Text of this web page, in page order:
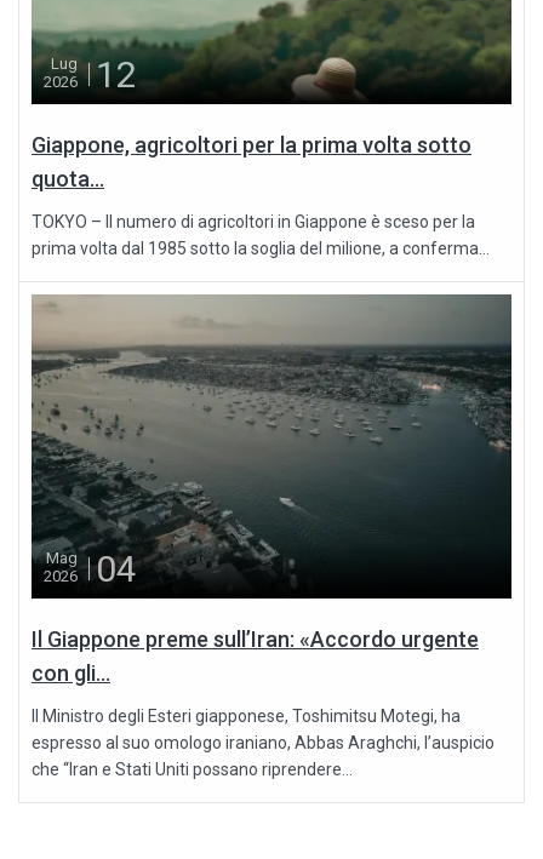
Lug
2026
12
Giappone, agricoltori per la prima volta sotto
quota...
TOKYO – Il numero di agricoltori in Giappone è sceso per la
prima volta dal 1985 sotto la soglia del milione, a conferma...
Mag
2026
04
Il Giappone preme sull’Iran: «Accordo urgente
con gli...
Il Ministro degli Esteri giapponese, Toshimitsu Motegi, ha
espresso al suo omologo iraniano, Abbas Araghchi, l’auspicio
che “Iran e Stati Uniti possano riprendere...